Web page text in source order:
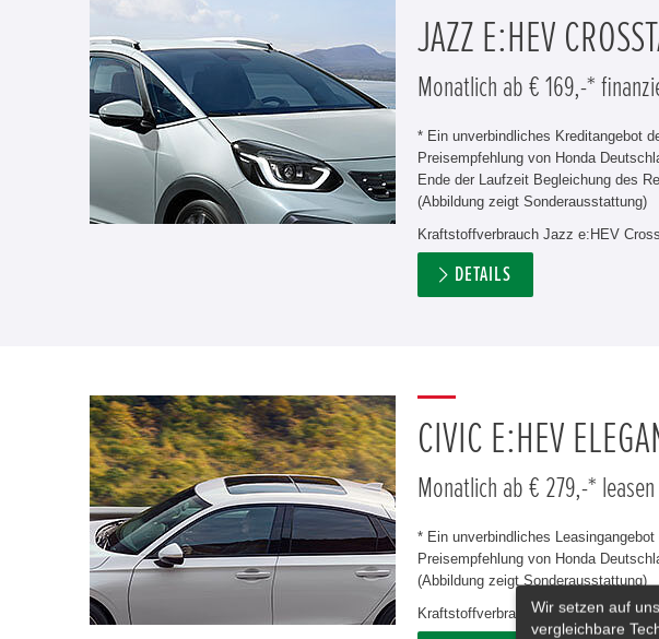
JAZZ E:HEV
Monatlich ab € 169,-*
* Ein unverbindliches Kreditangebot
Preisempfehlung von Honda
Ende der Laufzeit Begleichung des
(Abbildung zeigt Sonderausstattung)
Kraftstoffverbrauch Jazz e:HEV
DETAILS
CIVIC E:HEV
Monatlich ab € 279,-* leasen
* Ein unverbindliches
Preisempfehlung von Honda
(Abbildung zeigt Sonderausstattung)
Kraftstoffverbrauch Civic e:HEV
Wir setzen auf
vergleichbare